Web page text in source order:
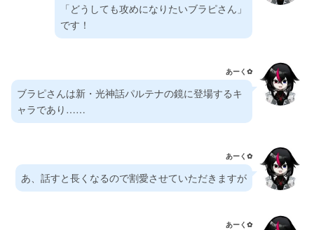
「どうしても攻めになりたいブラピさん」
です！
あーく✿⁠
ブラピさんは新・光神話パルテナの鏡に登場するキ
ャラであり……
あーく✿⁠
あ、話すと長くなるので割愛させていただきますが
あーく✿⁠